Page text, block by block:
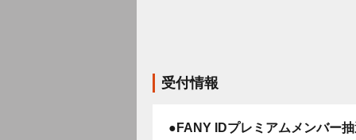
受付情報
●FANY IDプレミアムメンバー